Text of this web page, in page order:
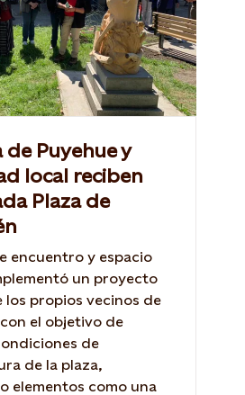
de Puyehue y
local reciben
Plaza de
encuentro y espacio
un proyecto
los propios vecinos de
el objetivo de
de
de la plaza,
elementos como una